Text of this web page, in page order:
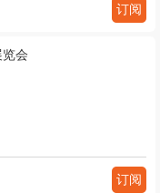
订阅
会
订阅